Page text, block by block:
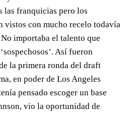
las franquicias pero los
vistos con mucho recelo todavía
importaba el talento que
Así fueron
la primera ronda del draft
en poder de Los Angeles
pensado escoger un base
vio la oportunidad de